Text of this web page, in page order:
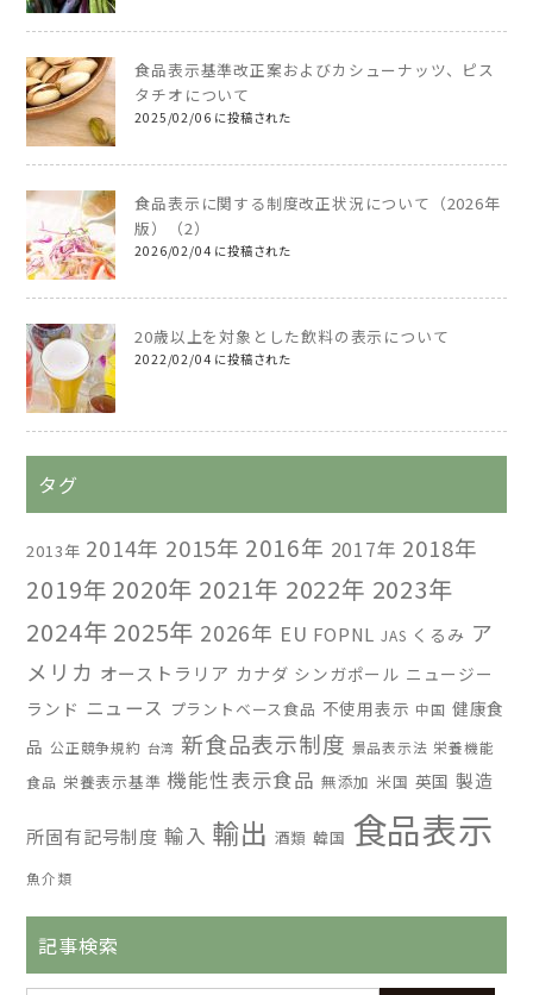
食品表示基準改正案およびカシューナッツ、ピス
タチオについて
2025/02/06 に投稿された
食品表示に関する制度改正状況について（2026年
版）（2）
2026/02/04 に投稿された
20歳以上を対象とした飲料の表示について
2022/02/04 に投稿された
タグ
2013年 2014年 2015年 2016年 2017年 2018年
2019年 2020年 2021年 2022年 2023年
2024年 2025年 2026年 EU FOPNL JAS くるみ ア
メリカ オーストラリア カナダ シンガポール ニュージー
ランド ニュース プラントベース食品 不使用表示 中国 健康食
品 公正競争規約 台湾 新食品表示制度 景品表示法 栄養機能
食品 栄養表示基準 機能性表示食品 無添加 米国 英国 製造
所固有記号制度 輸入 輸出 酒類 韓国 食品表示
魚介類
記事検索